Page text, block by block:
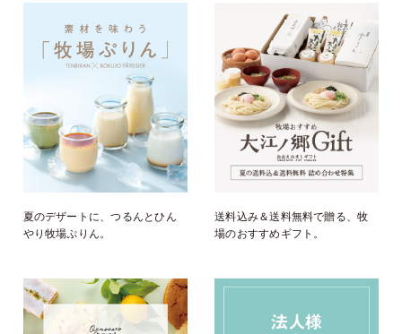
夏のデザートに、つるんとひん
やり牧場ぷりん。
送料込み＆送料無料で贈る、牧
場のおすすめギフト。